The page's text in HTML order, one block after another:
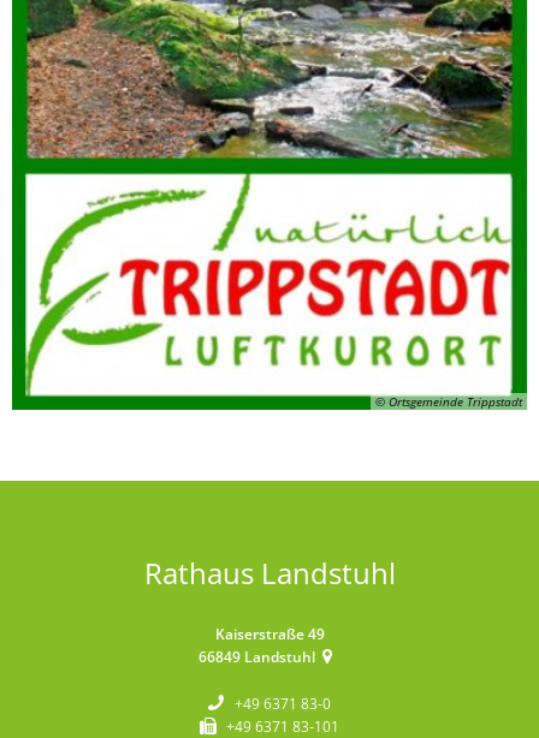
© Ortsgemeinde Trippstadt
Rathaus Landstuhl
Kaiserstraße 49
66849 Landstuhl
+49 6371 83-0
+49 6371 83-101